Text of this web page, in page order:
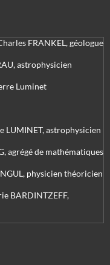
FRANKEL, géologue
astrophysicien
Luminet
LUMINET, astrophysicien
agrégé de mathématiques
physicien théoricien
BARDINTZEFF,